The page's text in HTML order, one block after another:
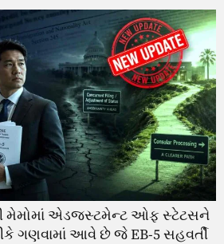
મેમોમાં એડજસ્ટમેન્ટ ઓફ સ્ટેટસને
ગણવામાં આવે છે જે EB-5 સહવર્તી